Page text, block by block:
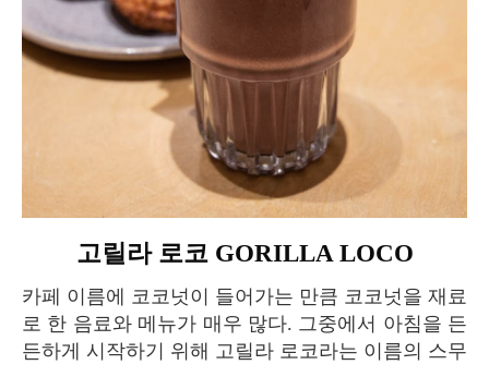
고릴라 로코 GORILLA LOCO
카페 이름에 코코넛이 들어가는 만큼 코코넛을 재료
로 한 음료와 메뉴가 매우 많다. 그중에서 아침을 든
든하게 시작하기 위해 고릴라 로코라는 이름의 스무